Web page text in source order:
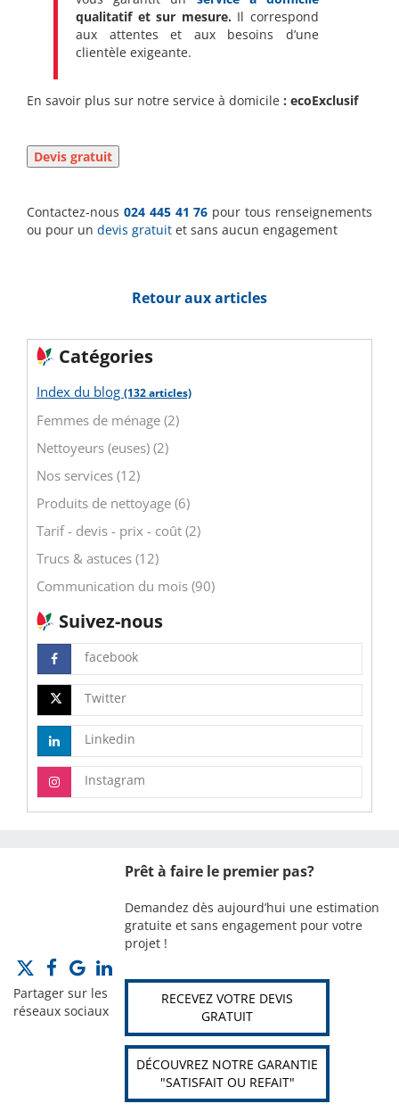
qualitatif et sur mesure. Il correspond
aux attentes et aux besoins d’une
clientèle exigeante.
En savoir plus sur notre service à domicile : ecoExclusif
Contactez-nous 024 445 41 76 pour tous renseignements
ou pour un devis gratuit et sans aucun engagement
Retour aux articles
Catégories
Index du blog (132 articles)
Femmes de ménage (2)
Nettoyeurs (euses) (2)
Nos services (12)
Produits de nettoyage (6)
Tarif - devis - prix - coût (2)
Trucs & astuces (12)
Communication du mois (90)
Suivez-nous
facebook
Twitter
Linkedin
Instagram
Partager sur les
réseaux sociaux
Prêt à faire le premier pas?
Demandez dès aujourd’hui une estimation
gratuite et sans engagement pour votre
projet !
RECEVEZ VOTRE DEVIS
GRATUIT
DÉCOUVREZ NOTRE GARANTIE
"SATISFAIT OU REFAIT"